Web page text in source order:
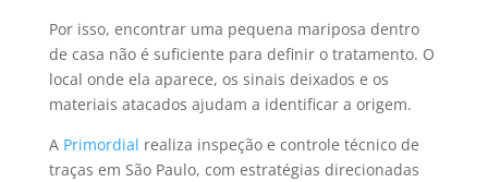
Por isso, encontrar uma pequena mariposa dentro
de casa não é suficiente para definir o tratamento. O
local onde ela aparece, os sinais deixados e os
materiais atacados ajudam a identificar a origem.
A Primordial realiza inspeção e controle técnico de
traças em São Paulo, com estratégias direcionadas